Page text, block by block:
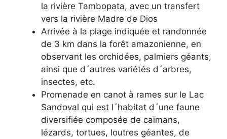
la rivière Tambopata, avec un transfert
vers la rivière Madre de Dios
Arrivée à la plage indiquée et randonnée
de 3 km dans la forêt amazonienne, en
observant les orchidées, palmiers géants,
ainsi que d´autres variétés d´arbres,
insectes, etc.
Promenade en canot à rames sur le Lac
Sandoval qui est l´habitat d´une faune
diversifiée composée de caïmans,
lézards, tortues, loutres géantes, de